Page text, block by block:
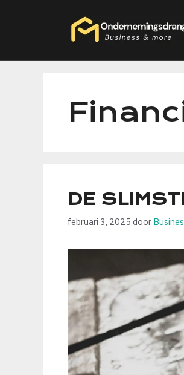
inhoud
DE
februari 3, 2025 door